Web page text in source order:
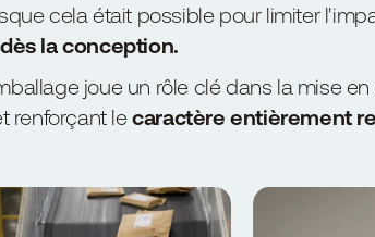
cela était possible pour limiter
la conception.
joue un rôle clé dans la mise
renforçant lecaractère entièrement